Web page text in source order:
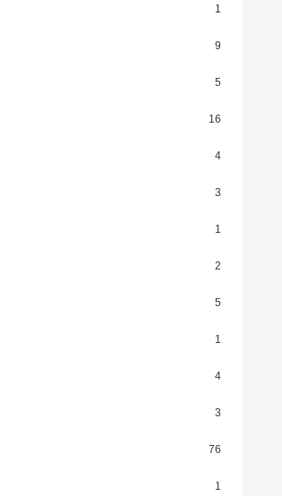
1
9
5
16
4
3
1
2
5
1
4
3
76
1